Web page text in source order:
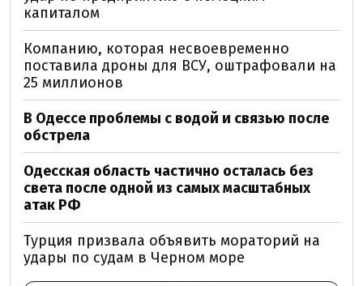
капиталом
Компанию, которая несвоевременно
поставила дроны для ВСУ, оштрафовали на
25 миллионов
В Одессе проблемы с водой и связью после
обстрела
Одесская область частично осталась без
света после одной из самых масштабных
атак РФ
Турция призвала объявить мораторий на
удары по судам в Черном море